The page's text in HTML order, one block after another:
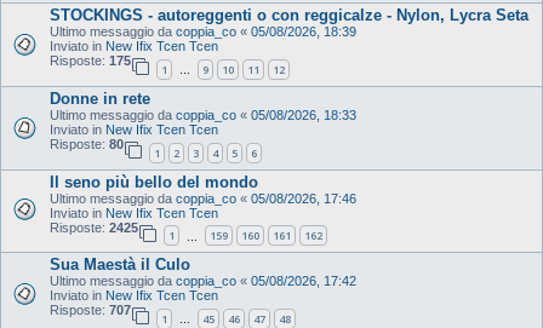
STOCKINGS - autoreggenti o con reggicalze - Nylon, Lycra Seta
Ultimo messaggio da coppia_co « 05/08/2026, 18:39
Inviato in New Ifix Tcen Tcen
Risposte: 175
1 … 9 10 11 12
Donne in rete
Ultimo messaggio da coppia_co « 05/08/2026, 18:33
Inviato in New Ifix Tcen Tcen
Risposte: 80
1 2 3 4 5 6
Il seno più bello del mondo
Ultimo messaggio da coppia_co « 05/08/2026, 17:46
Inviato in New Ifix Tcen Tcen
Risposte: 2425
1 159 160 161 162
Sua Maestà il Culo
Ultimo messaggio da coppia_co « 05/08/2026, 17:42
Inviato in New Ifix Tcen Tcen
Risposte: 707
1 … 45 46 47 48